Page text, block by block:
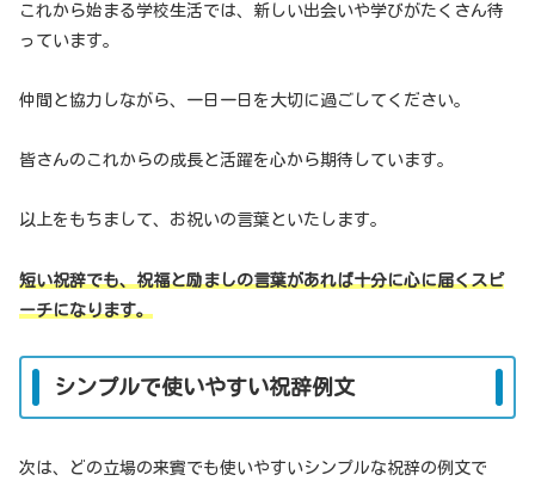
これから始まる学校生活では、新しい出会いや学びがたくさん待
っています。
仲間と協力しながら、一日一日を大切に過ごしてください。
皆さんのこれからの成長と活躍を心から期待しています。
以上をもちまして、お祝いの言葉といたします。
短い祝辞でも、祝福と励ましの言葉があれば十分に心に届くスピ
ーチになります。
シンプルで使いやすい祝辞例文
次は、どの立場の来賓でも使いやすいシンプルな祝辞の例文で